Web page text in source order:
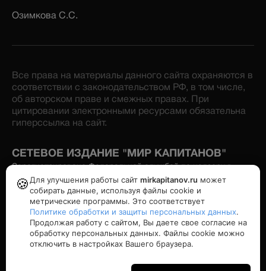
Озимкова С.С.
Все права на материалы данного сайта охраняются в
соответствии с законодательством РФ, в том числе,
об авторском праве и смежных правах. При
цитировании электронными ресурсами обязательна
гиперссылка на сайт.
СЕТЕВОЕ ИЗДАНИЕ "МИР КАПИТАНОВ"
Зарегистрировано Федеральной службой по надзору в
сфере связи, информационных технологий и массовых
коммуникаций. Номер свидетельства: серия Эл № ФС77-
86870 от 16 февраля 2024 г. Учредитель: Озимков А.И.
Политика конфиденциальности
🍪 Для улучшения работы сайт mirkapitanov.ru может
собирать данные, используя файлы cookie и
метрические программы. Это соответствует
Политике обработки и защиты персональных данных.
Продолжая работу с сайтом, Вы даете свое согласие на
обработку персональных данных. Файлы cookie можно
отключить в настройках Вашего браузера.